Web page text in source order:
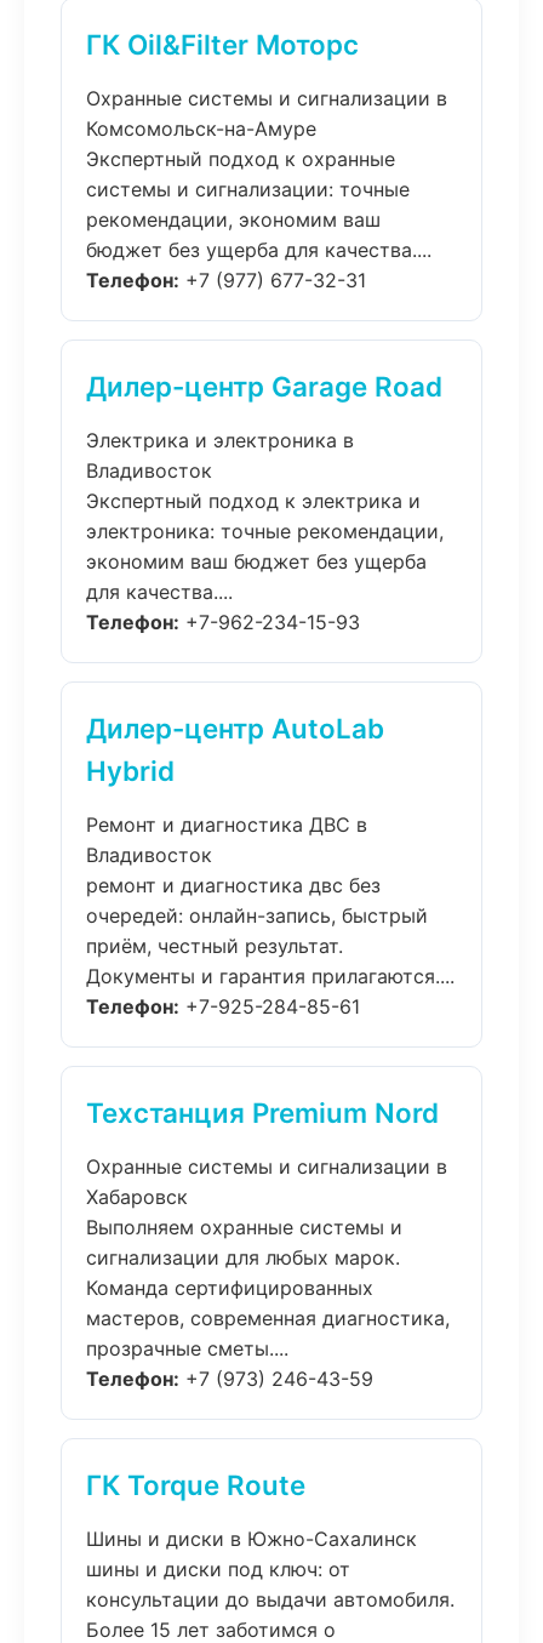
ГК Oil&Filter Моторс
Охранные системы и сигнализации в
Комсомольск-на-Амуре
Экспертный подход к охранные
системы и сигнализации: точные
рекомендации, экономим ваш
бюджет без ущерба для качества....
Телефон: +7 (977) 677-32-31
Дилер-центр Garage Road
Электрика и электроника в
Владивосток
Экспертный подход к электрика и
электроника: точные рекомендации,
экономим ваш бюджет без ущерба
для качества....
Телефон: +7-962-234-15-93
Дилер-центр AutoLab
Hybrid
Ремонт и диагностика ДВС в
Владивосток
ремонт и диагностика двс без
очередей: онлайн-запись, быстрый
приём, честный результат.
Документы и гарантия прилагаются....
Телефон: +7-925-284-85-61
Техстанция Premium Nord
Охранные системы и сигнализации в
Хабаровск
Выполняем охранные системы и
сигнализации для любых марок.
Команда сертифицированных
мастеров, современная диагностика,
прозрачные сметы....
Телефон: +7 (973) 246-43-59
ГК Torque Route
Шины и диски в Южно-Сахалинск
шины и диски под ключ: от
консультации до выдачи автомобиля.
Более 15 лет заботимся о